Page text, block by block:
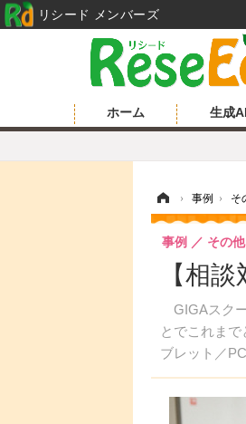
ホーム 生成AI
› 事例 › そ
【相
GIGAスク
とでこれま
ブレット／
事例 その他
リシード メンバーズ